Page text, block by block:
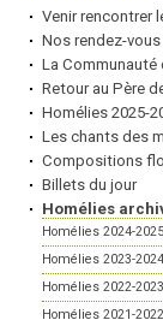
Venir rencontrer
Nos rendez-
La Communauté
Retour au Père
Homélies 2025-
Les chants des
Compositions
Billets du jour
Homélies
Homélies 2024-2025
Homélies 2023-2024
Homélies 2022-2023
Homélies 2021-2022